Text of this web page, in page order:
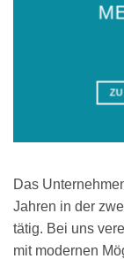
Das
Jahren in der
tätig. Bei uns
mit modernen